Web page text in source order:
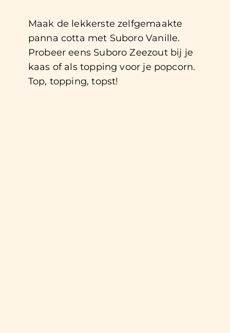
Maak de lekkerste zelfgemaakte
panna cotta met Suboro Vanille.
Probeer eens Suboro Zeezout bij je
kaas of als topping voor je popcorn.
Top, topping, topst!